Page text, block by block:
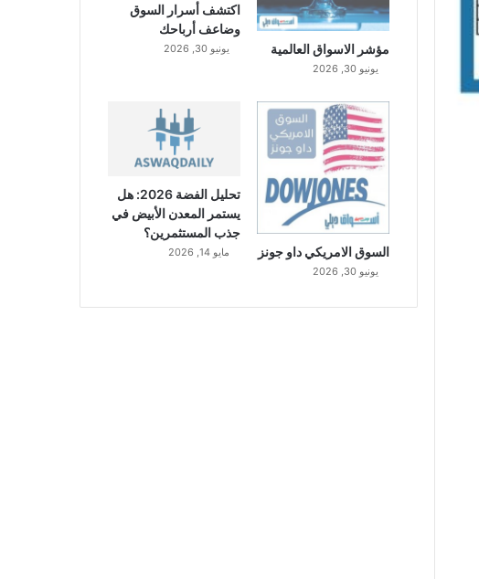
مؤشر الاسواق العالمية
يونيو 30, 2026
اكتشف أسرار السوق
وضاعف أرباحك
يونيو 30, 2026
السوق الامريكي داو جونز
يونيو 30, 2026
تحليل الفضة 2026: هل
يستمر المعدن الأبيض في
جذب المستثمرين؟
مايو 14, 2026